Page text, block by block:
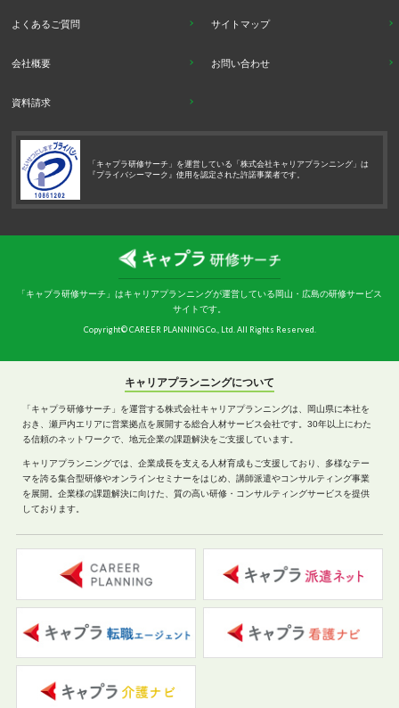
よくあるご質問 サイトマップ
会社概要 お問い合わせ
資料請求
「キャプラ研修サーチ」を運営している「株式会社キャリアプランニング」は
『プライバシーマーク』使用を認定された許諾事業者です。
「キャプラ研修サーチ」はキャリアプランニングが運営している岡山・広島の研修サービス
サイトです。
Copyright© CAREER PLANNING Co., Ltd. All Rights Reserved.
キャリアプランニングについて
「キャプラ研修サーチ」を運営する株式会社キャリアプランニングは、岡山県に本社を
おき、瀬戸内エリアに営業拠点を展開する総合人材サービス会社です。30年以上にわた
る信頼のネットワークで、地元企業の課題解決をご支援しています。
キャリアプランニングでは、企業成長を支える人材育成もご支援しており、多様なテー
マを誇る集合型研修やオンラインセミナーをはじめ、講師派遣やコンサルティング事業
を展開。企業様の課題解決に向けた、質の高い研修・コンサルティングサービスを提供
しております。